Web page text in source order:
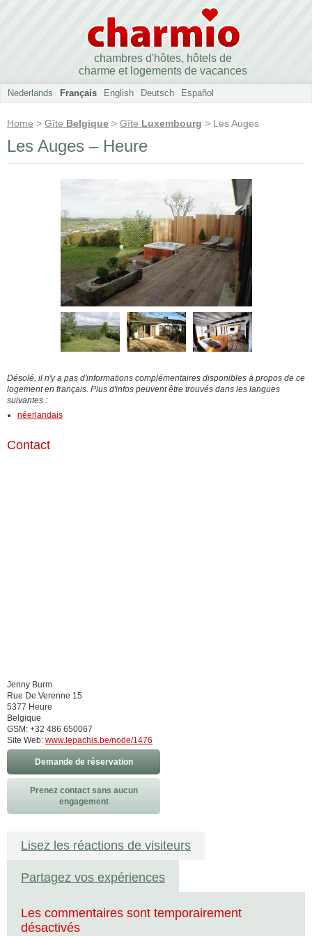
chambres d'hôtes, hôtels de
charme et logements de vacances
Nederlands Français English Deutsch Español
Home > Gîte Belgique > Gîte Luxembourg > Les Auges
Les Auges – Heure
Désolé, il n'y a pas d'informations complémentaires disponibles à propos de ce
logement en français. Plus d'infos peuvent être trouvés dans les langues
suivantes :
néerlandais
Contact
Jenny Burm
Rue De Verenne 15
5377 Heure
Belgique
GSM: +32 486 650067
Site Web: www.lepachis.be/node/1476
Demande de réservation
Prenez contact sans aucun
engagement
Lisez les réactions de visiteurs
Partagez vos expériences
Les commentaires sont temporairement
désactivés